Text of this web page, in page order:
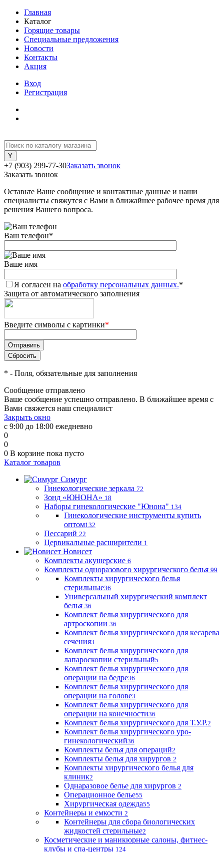
Главная
Каталог
Горящие товары
Специальные предложения
Новости
Контакты
Акция
Вход
Регистрация
+7 (903) 299-77-30Заказать звонок
Заказать звонок
Оставьте Ваше сообщение и контактные данные и наши
специалисты свяжутся с Вами в ближайшее рабочее время для
решения Вашего вопроса.
Ваш телефон*
Ваше имя
Я согласен на обработку персональных данных.*
Защита от автоматического заполнения
Введите символы с картинки*
* - Поля, обязательные для заполнения
Сообщение отправлено
Ваше сообщение успешно отправлено. В ближайшее время с
Вами свяжется наш специалист
Закрыть окно
с 9:00 до 18:00 ежедневно
0
0
0 В корзине пока пусто
Каталог товаров
Симург
Гинекологические зеркала 72
Зонд «ЮНОНА» 18
Наборы гинекологические "Юнона" 134
Гинекологические инструменты купить
оптом132
Пессарий 22
Цервикальные расширители 1
Новисет
Комплекты акушерские 6
Комплекты одноразового хирургического белья 99
Комплекты хирургического белья
стерильные36
Универсальный хирургический комплект
белья 36
Комплект белья хирургического для
артроскопии 36
Комплект белья хирургического для кесарева
сечения3
Комплект белья хирургического для
лапароскопии стерильный5
Комплект белья хирургического для
операции на бедре36
Комплект белья хирургического для
операции на голове3
Комплект белья хирургического для
операции на конечности36
Комплект белья хирургического для Т.У.Р.2
Комплект белья хирургического уро-
гинекологический36
Комплекты белья для операций2
Комплекты белья для хирургов 2
Комплекты хирургического белья для
клиник2
Однаразовое белье для хирургов 2
Операционное белье55
Хирургическая одежда55
Контейнеры и емкости 2
Контейнеры для сбора биологических
жидкостей стерильные2
Косметические и маникюрные салоны, фитнес-
клубы и спа-центры 124